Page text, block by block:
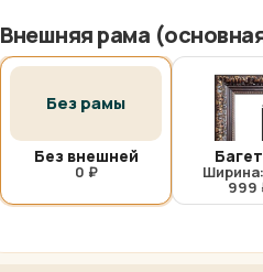
Внешняя рама
Без рамы
Без внешней
0 ₽
999